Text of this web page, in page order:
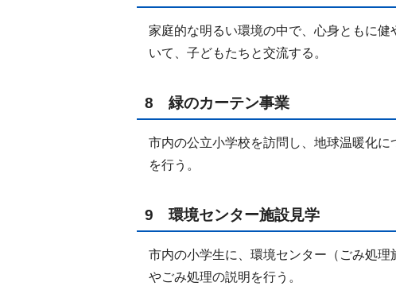
家庭的な明るい環境の中で、心身ともに
いて、子どもたちと交流する。
8 緑のカーテン事業
市内の公立小学校を訪問し、地球温暖化
を行う。
9 環境センター施設見学
市内の小学生に、環境センター（ごみ処
やごみ処理の説明を行う。